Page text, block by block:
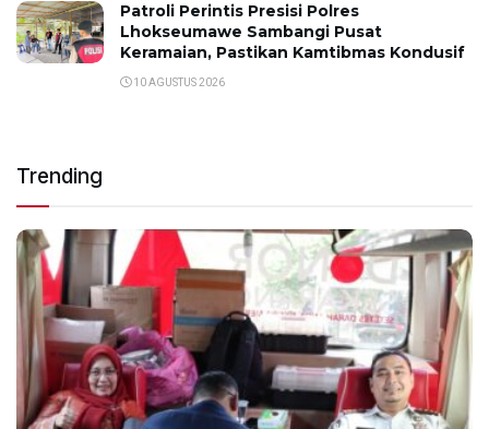
Patroli Perintis Presisi Polres
Lhokseumawe Sambangi Pusat
Keramaian, Pastikan Kamtibmas Kondusif
10 AGUSTUS 2026
Trending